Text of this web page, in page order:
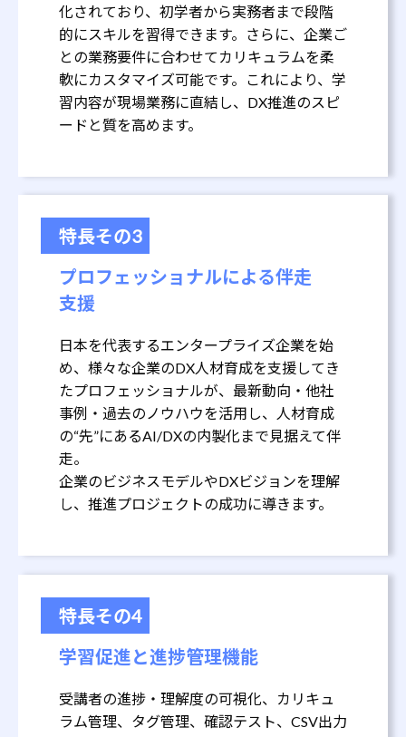
化されており、初学者から実務者まで段階
的にスキルを習得できます。さらに、企業ご
との業務要件に合わせてカリキュラムを柔
軟にカスタマイズ可能です。これにより、学
習内容が現場業務に直結し、DX推進のスピ
ードと質を高めます。
特長その3
プロフェッショナルによる伴走
支援
日本を代表するエンタープライズ企業を始
め、様々な企業のDX人材育成を支援してき
たプロフェッショナルが、最新動向・他社
事例・過去のノウハウを活用し、人材育成
の“先”にあるAI/DXの内製化まで見据えて伴
走。
企業のビジネスモデルやDXビジョンを理解
し、推進プロジェクトの成功に導きます。
特長その4
学習促進と進捗管理機能
受講者の進捗・理解度の可視化、カリキュ
ラム管理、タグ管理、確認テスト、CSV出力